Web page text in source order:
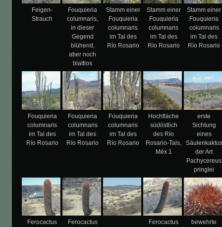
Feigen-
Strauch
Fouquieria
columnaris,
in dieser
Gegend
blühend,
aber noch
blattlos
Stamm einer
Fouquieria
columnaris
im Tal des
Río Rosario
Stamm einer
Fouquieria
columnaris
im Tal des
Río Rosario
Stamm einer
Fouquieria
columnaris
im Tal des
Río Rosario
Fouquieria
columnaris
im Tal des
Río Rosario
Fouquieria
columnaris
im Tal des
Río Rosario
Fouquieria
columnaris
im Tal des
Río Rosario
Hochfläche
südöstlich
des Río
Rosario-Tals,
Méx 1
erste
Sichtung
eines
Säulenkaktus
der Art
Pachycereus
pringlei
Ferocactus
Ferocactus
Ferocactus
bewehrte